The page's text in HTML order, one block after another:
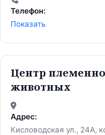
Телефон:
Показать
Центр
животных
Адрес:
Кисловодская ул., 24А,